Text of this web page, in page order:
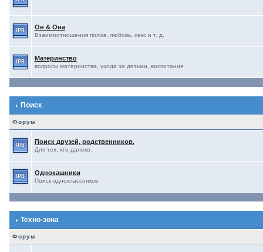
Он & Она
Взаимоотношения полов, любовь, секс и т. д.
Материнство
вопросы материнства, ухода за детьми, воспитания
Поиск
Форум
Поиск друзей, родственников.
Для тех, кто далеко.
Однокашники
Поиск одноклассников
Техно-зона
Форум